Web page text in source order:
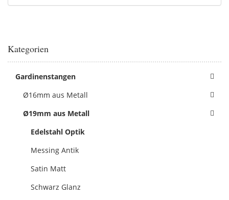
Kategorien
Gardinenstangen
Ø16mm aus Metall
Ø19mm aus Metall
Edelstahl Optik
Messing Antik
Satin Matt
Schwarz Glanz